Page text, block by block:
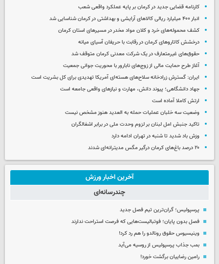
کارنامه قضایی جدید در کرمان بر پایه عملکرد واقعی شعب
انبار ۴۰۰ میلیارد ریالی کالاهای آرایشی و بهداشتی در کرمان شناسایی شد
کشف محموله‌های خرد و کلان مواد مخدر در مسیرهای استان کرمان
درخشش کاتاروهای کرمان در رقابت با حریفان آسیای میانه
حقوق‌های غیرمتعارف در یک شرکت معدنی کرمان متوقف شد
آغاز طرح حمایت مالی از زوج‌های نابارور با محوریت جوانی جمعیت
ایران: گسترش زرادخانه سلاح‌های هسته‌ای آمریکا تهدیدی برای کل بشریت است
جهاد دانشگاهی؛ پیوند دانش، مهارت و نیازهای واقعی جامعه است
ارتش کاملا آماده است
وضعیت سه خلبان عملیات حمله به العدید هنوز مشخص نیست
تاکید جنبش امل لبنان بر لزوم وحدت ملی در برابر اشغالگران
وزش باد شدید تا شنبه در تهران ادامه دارد
۲۰ درصد باغ‌های کرمان درگیر مگس مدیترانه‌ای شدند
آخرین اخبار ورزش
چندرسانه‌ای
پرسپولیس؛ گران‌ترین تیم فصل جدید
فصل بدون پایان؛ فوتبالیست‌هایی که فرصت استراحت ندارند
وینیسیوس حقوق رونالدو را هم رد کرد!
بمب جذاب پرسپولیس از روسیه می‌آید
رامین رضاییان برگشت خورد!